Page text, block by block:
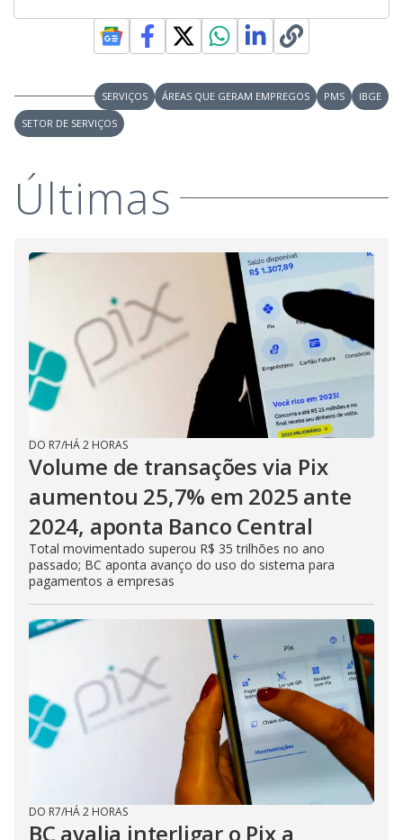
SERVIÇOS ÁREAS QUE GERAM EMPREGOS PMS
IBGE
SETOR DE SERVIÇOS
Últimas
DO R7/HÁ 2 HORAS
Volume de transações via Pix
aumentou 25,7% em 2025 ante
2024, aponta Banco Central
Total movimentado superou R$ 35 trilhões no ano
passado; BC aponta avanço do uso do sistema para
pagamentos a empresas
DO R7/HÁ 2 HORAS
BC avalia interligar o Pix a